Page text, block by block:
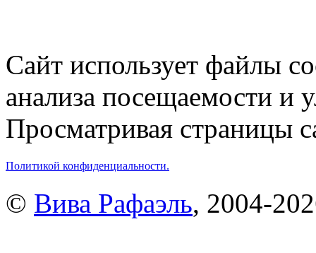
Сайт использует файлы
анализа посещаемости и
Просматривая страницы
Политикой конфиденциальности.
© Вива Рафаэль, 2004-